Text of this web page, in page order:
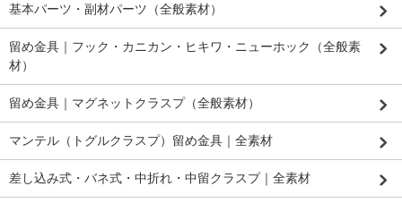
基本パーツ・副材パーツ（全般素材）
留め金具｜フック・カニカン・ヒキワ・ニューホック（全般素
材）
留め金具｜マグネットクラスプ（全般素材）
マンテル（トグルクラスプ）留め金具｜全素材
差し込み式・バネ式・中折れ・中留クラスプ｜全素材